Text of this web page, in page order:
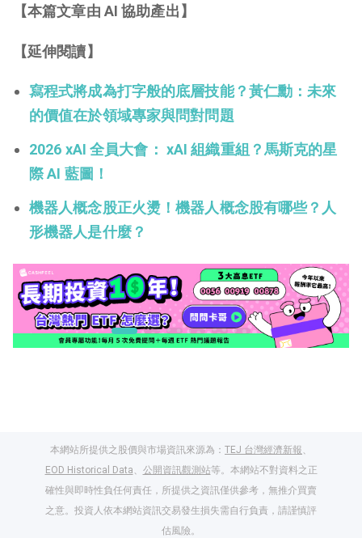
【本篇文章由 AI 協助產出】
【延伸閱讀】
寫程式將成為打字般的底層技能？黃仁勳：未來
的價值在於領域專家與問對問題
2026 xAI 全員大會： xAI 組織重組？馬斯克的星
際 AI 藍圖！
機器人概念股正火燙！機器人概念股有哪些？人
形機器人是什麼？
本網站所提供之股價與市場資訊來源為： TEJ 台灣經濟新報、
EOD Historical Data、 公開資訊觀測站等。本網站不對資料之正
確性與即時性負任何責任，所提供之資訊僅供參考，無推介買賣
之意。投資人依本網站資訊交易發生損失需自行負責，請謹慎評
估風險。